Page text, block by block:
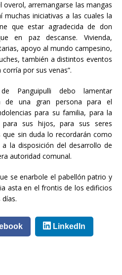
arremangarse las mangas
iniciativas a las cuales la
que estar agradecida de don
en paz descanse. Vivienda,
apoyo al mundo campesino,
también a distintos eventos
por sus venas”.
Panguipulli debo lamentar
de una gran persona para el
para su familia, para la
sus hijos, para sus seres
que sin duda lo recordarán como
la disposición del desarrollo de
autoridad comunal.
se enarbole el pabellón patrio y
asta en el frontis de los edificios
LinkedIn